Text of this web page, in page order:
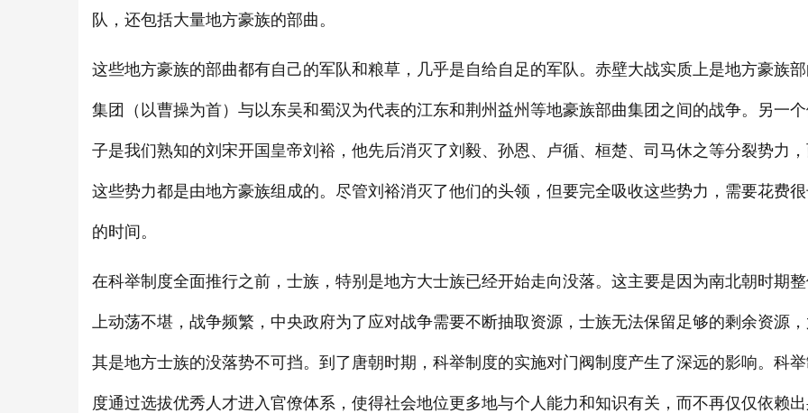
队，还包括大量地方豪族的部曲。
这些地方豪族的部曲都有自己的军队和粮草，几乎是自给自足的军队。赤壁大战实质上是地方豪族部
集团（以曹操为首）与以东吴和蜀汉为代表的江东和荆州益州等地豪族部曲集团之间的战争。另一个
子是我们熟知的刘宋开国皇帝刘裕，他先后消灭了刘毅、孙恩、卢循、桓楚、司马休之等分裂势力
这些势力都是由地方豪族组成的。尽管刘裕消灭了他们的头领，但要完全吸收这些势力，需要花费
的时间。
在科举制度全面推行之前，士族，特别是地方大士族已经开始走向没落。这主要是因为南北朝时期
上动荡不堪，战争频繁，中央政府为了应对战争需要不断抽取资源，士族无法保留足够的剩余资源
其是地方士族的没落势不可挡。到了唐朝时期，科举制度的实施对门阀制度产生了深远的影响。科举
度通过选拔优秀人才进入官僚体系，使得社会地位更多地与个人能力和知识有关，而不再仅仅依赖